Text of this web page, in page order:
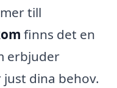
till
finns det en
erbjuder
dina behov.